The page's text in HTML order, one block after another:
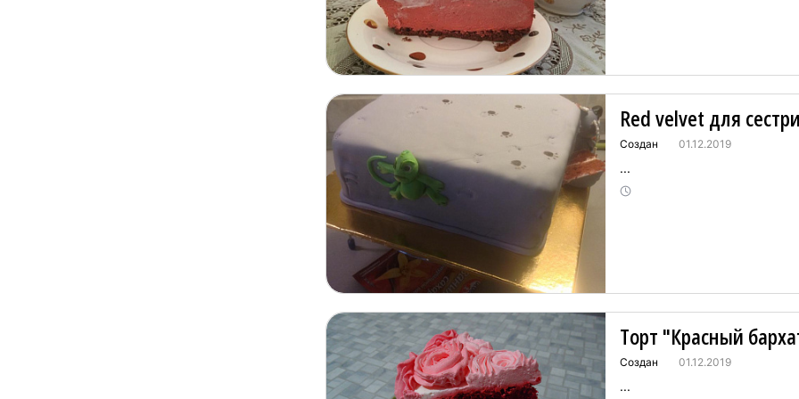
Red velvet для
Создан 01.12.2019
...
Торт "Красный
Создан 01.12.2019
...